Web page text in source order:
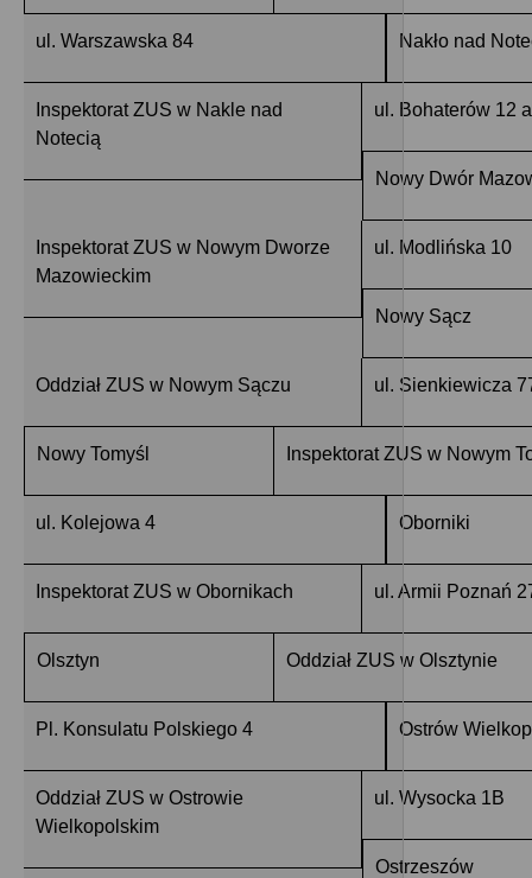
ul. Warszawska 84 Nakło nad
Inspektorat ZUS w Nakle nad
Notecią
ul. Bohaterów 12 a
Nowy Dwór
Inspektorat ZUS w Nowym Dworze
Mazowieckim
ul. Modlińska 10
Nowy Sącz
Oddział ZUS w Nowym Sączu ul. Sienkiewicza
Nowy Tomyśl Inspektorat ZUS w Nowym
ul. Kolejowa 4 Oborniki
Inspektorat ZUS w Obornikach ul. Armii Poznań
Olsztyn Oddział ZUS w Olsztynie
Pl. Konsulatu Polskiego 4 Ostrów
Oddział ZUS w Ostrowie
Wielkopolskim
ul. Wysocka 1B
Ostrzeszów